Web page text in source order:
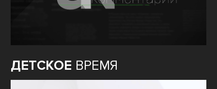
ДЕТСКОЕ ВРЕМЯ